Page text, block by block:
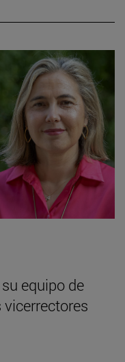
equipo de